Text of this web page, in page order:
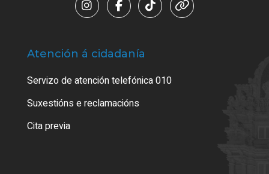
Atención á cidadanía
Servizo de atención telefónica 010
Suxestións e reclamacións
Cita previa